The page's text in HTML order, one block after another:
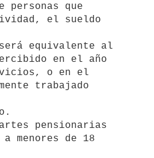
personas que
el sueldo
en el año
trabajado
pensionarias
menores de 18